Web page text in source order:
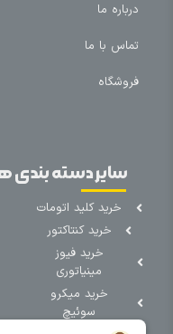
درباره ما
تماس با ما
فروشگاه
سایر دسته بندی
خرید کلید اتومات
خرید کنتاکتور
خرید فیوز
مینیاتوری
خرید میکرو
سوئیچ